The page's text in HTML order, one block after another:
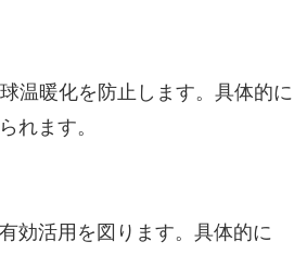
温暖化を防止します。具体的に
れます。
効活用を図ります。具体的に